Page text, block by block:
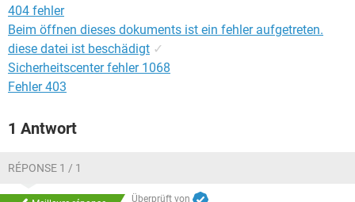
404 fehler
Beim öffnen dieses dokuments ist ein fehler aufgetreten.
diese datei ist beschädigt ✓
Sicherheitscenter fehler 1068
Fehler 403
1 Antwort
RÉPONSE 1 / 1
Überprüft von